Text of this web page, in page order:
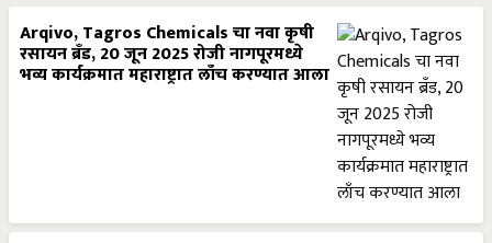
Arqivo, Tagros Chemicals चा नवा कृषी
रसायन ब्रँड, 20 जून 2025 रोजी नागपूरमध्ये
भव्य कार्यक्रमात महाराष्ट्रात लाँच करण्यात आला